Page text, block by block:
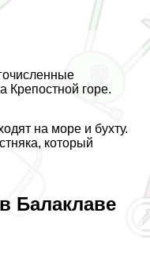
Крепостной горе.
на море и бухту.
который
Балаклаве